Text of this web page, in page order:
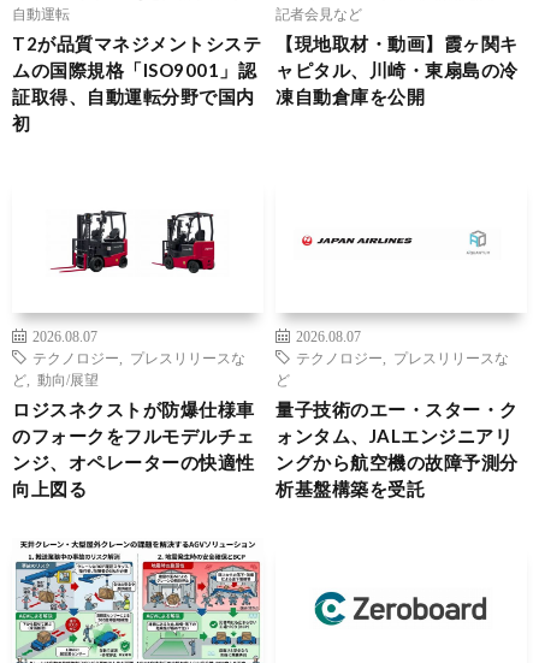
自動運転
T2が品質マネジメントシステ
ムの国際規格「ISO9001」認
証取得、自動運転分野で国内
初
記者会見など
【現地取材・動画】霞ヶ関キ
ャピタル、川崎・東扇島の冷
凍自動倉庫を公開
2026.08.07
テクノロジー
プレスリリースな
ど
動向/展望
ロジスネクストが防爆仕様車
のフォークをフルモデルチェ
ンジ、オペレーターの快適性
向上図る
2026.08.07
テクノロジー
プレスリリースな
ど
量子技術のエー・スター・ク
ォンタム、JALエンジニアリ
ングから航空機の故障予測分
析基盤構築を受託